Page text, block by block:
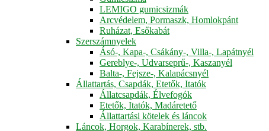
LEMIGO gumicsizmák
Arcvédelem, Pormaszk, Homlokpánt
Ruházat, Esőkabát
Szerszámnyelek
Ásó-, Kapa-, Csákány-, Villa-, Lapátnyél
Gereblye-, Udvarseprű-, Kaszanyél
Balta-, Fejsze-, Kalapácsnyél
Állattartás, Csapdák, Etetők, Itatók
Állatcsapdák, Élvefogók
Etetők, Itatók, Madáretető
Állattartási kötelek és láncok
Láncok, Horgok, Karabínerek, stb.